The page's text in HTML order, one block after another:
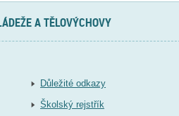
A TĚLOVÝCHOVY
Důležité odkazy
Školský rejstřík